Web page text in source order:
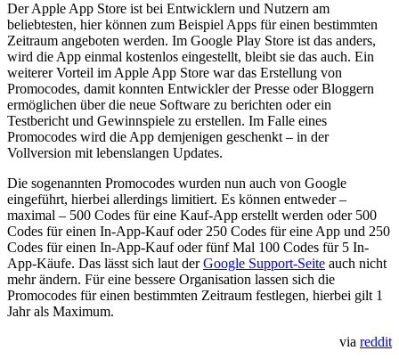
Der Apple App Store ist bei Entwicklern und Nutzern am
beliebtesten, hier können zum Beispiel Apps für einen bestimmten
Zeitraum angeboten werden. Im Google Play Store ist das anders,
wird die App einmal kostenlos eingestellt, bleibt sie das auch. Ein
weiterer Vorteil im Apple App Store war das Erstellung von
Promocodes, damit konnten Entwickler der Presse oder Bloggern
ermöglichen über die neue Software zu berichten oder ein
Testbericht und Gewinnspiele zu erstellen. Im Falle eines
Promocodes wird die App demjenigen geschenkt – in der
Vollversion mit lebenslangen Updates.
Die sogenannten Promocodes wurden nun auch von Google
eingeführt, hierbei allerdings limitiert. Es können entweder –
maximal – 500 Codes für eine Kauf-App erstellt werden oder 500
Codes für einen In-App-Kauf oder 250 Codes für eine App und 250
Codes für einen In-App-Kauf oder fünf Mal 100 Codes für 5 In-
App-Käufe. Das lässt sich laut derGoogle Support-Seite auch nicht
mehr ändern. Für eine bessere Organisation lassen sich die
Promocodes für einen bestimmten Zeitraum festlegen, hierbei gilt 1
Jahr als Maximum.
via reddit